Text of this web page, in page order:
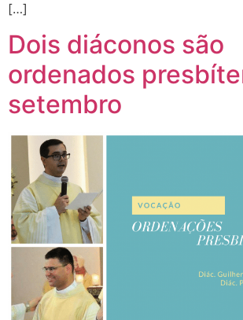
[…]
Dois diáconos são
ordenados
setembro